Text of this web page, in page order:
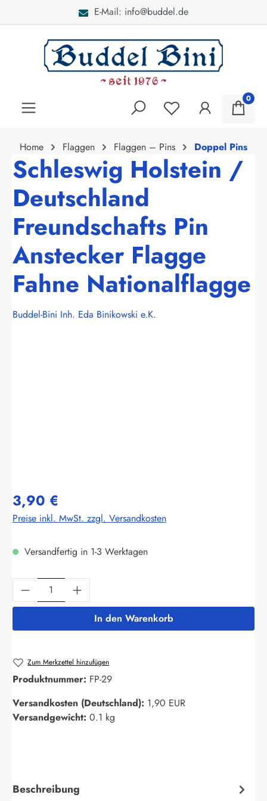
E-Mail: info@buddel.de
0
Home Flaggen Flaggen – Pins Doppel Pins
Schleswig Holstein /
Deutschland
Freundschafts Pin
Anstecker Flagge
Fahne Nationalflagge
Buddel-Bini Inh. Eda Binikowski e.K.
3,90 €
Preise inkl. MwSt. zzgl. Versandkosten
Versandfertig in 1-3 Werktagen
Produkt Anzahl: Gib den gewünschten
In den Warenkorb
Zum Merkzettel hinzufügen
Produktnummer: FP-29
Versandkosten (Deutschland): 1,90 EUR
Versandgewicht: 0.1 kg
Beschreibung